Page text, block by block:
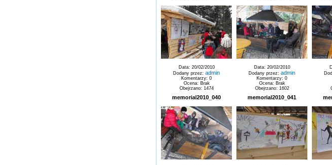
Data: 20/02/2010
Dodany przez: admin
Komentarzy: 0
Ocena: Brak
Obejrzano: 1474
Data: 20/02/2010
Dodany przez: admin
Komentarzy: 0
Ocena: Brak
Obejrzano: 1602
memorial2010_040 memorial2010_041